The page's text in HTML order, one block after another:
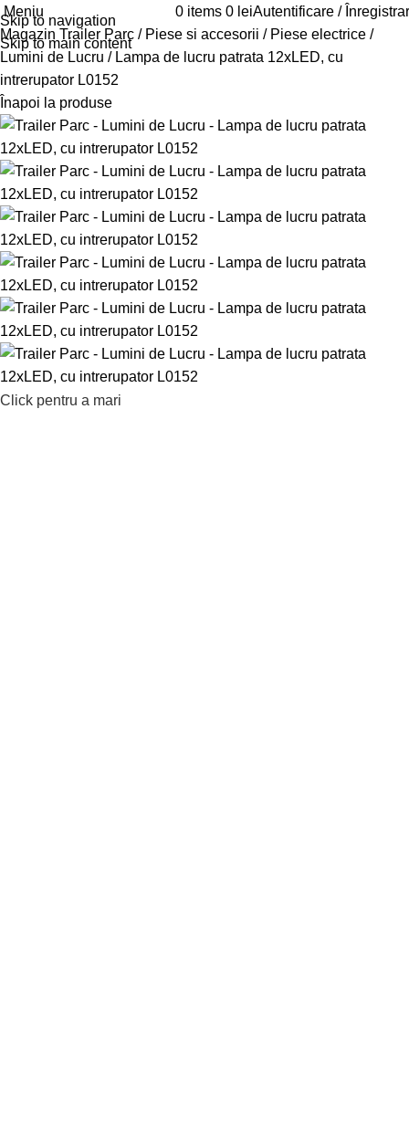
Skip to navigation
Skip to main content
Meniu 0 items 0 leiAutentificare /
Magazin Trailer Parc
Piese si accesorii
Piese electrice
Lumini de Lucru
Lampa de lucru patrata 12xLED, cu
intrerupator L0152
Înapoi la produse
Click pentru a mari